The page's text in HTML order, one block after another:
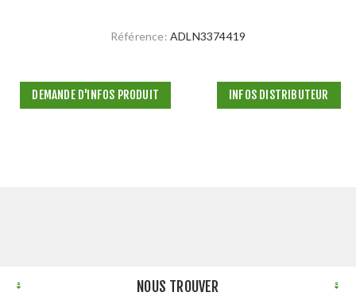
Référence: ADLN3374419
DEMANDE D'INFOS PRODUIT INFOS DISTRIBUTEUR
NOUS TROUVER